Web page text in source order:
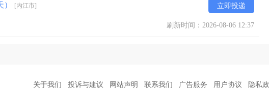
） [内江市] 立即投递
刷新时间：2026-08-06 12:37
关于我们 投诉与建议 网站声明 联系我们 广告服务 用户协议 隐私